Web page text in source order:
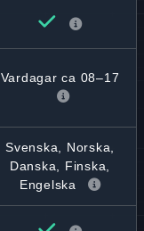
Vardagar ca 08–17
Svenska, Norska,
Danska, Finska,
Engelska